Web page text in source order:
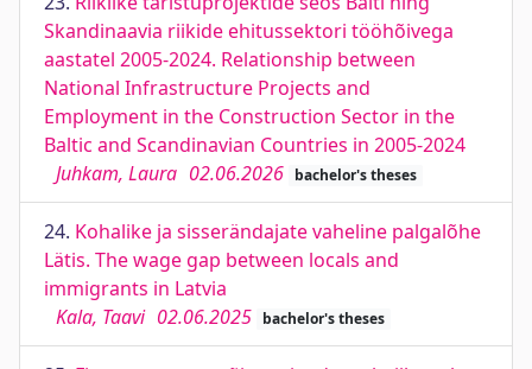
Skandinaavia riikide ehitussektori tööhõivega
aastatel 2005-2024. Relationship between
National Infrastructure Projects and
Employment in the Construction Sector in the
Baltic and Scandinavian Countries in 2005-2024
Juhkam, Laura 02.06.2026 bachelor's theses
24. Kohalike ja sisserändajate vaheline palgalõhe
Lätis. The wage gap between locals and
immigrants in Latvia
Kala, Taavi 02.06.2025 bachelor's theses